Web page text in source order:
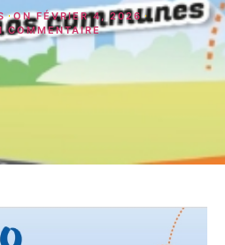
ON FÉVRIER 4, 2026
COMMENTAIRE